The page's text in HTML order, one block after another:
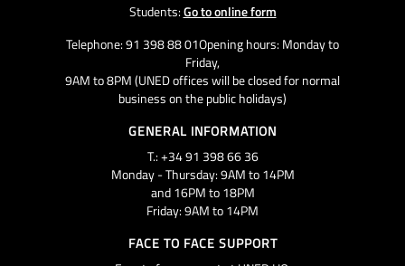
Students:Go to online form
Telephone: 91 398 88 01Opening hours: Monday to
Friday,
9AM to 8PM (UNED offices will be closed for normal
business on the public holidays)
GENERAL INFORMATION
T.: +34 91 398 66 36
Monday - Thursday: 9AM to 14PM
and 16PM to 18PM
Friday: 9AM to 14PM
FACE TO FACE SUPPORT